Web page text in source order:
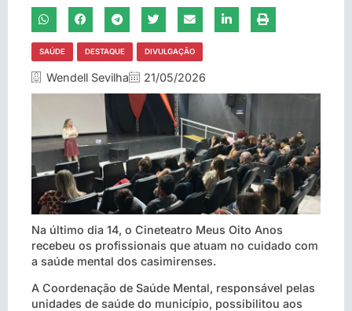
SAÚDE DESTAQUE DIVULGAÇÃO
Wendell Sevilha 21/05/2026
Na último dia 14, o Cineteatro Meus Oito Anos
recebeu os profissionais que atuam no cuidado com
a saúde mental dos casimirenses.
A Coordenação de Saúde Mental, responsável pelas
unidades de saúde do município, possibilitou aos